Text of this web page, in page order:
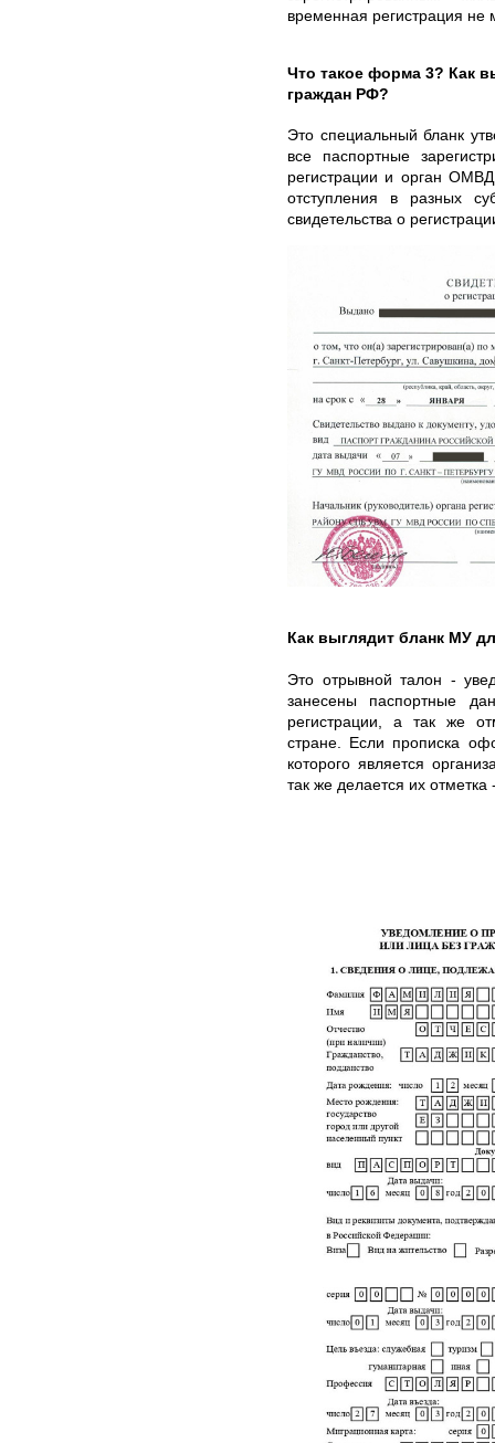
временная регистрация
Что такое форма 3? Как
граждан РФ?
Это специальный бланк
все паспортные
регистрации и орган
отступления в разных
свидетельства о
Как выглядит бланк МУ
Это отрывной талон -
занесены паспортные
регистрации, а так же
стране. Если прописка
которого является
так же делается их